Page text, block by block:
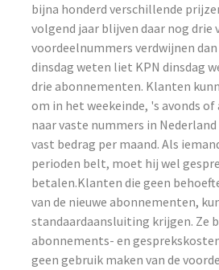
bijna honderd verschillende
volgend jaar blijven daar nog drie
voordeelnummers verdwijnen
dinsdag weten liet KPN dinsdag
drie abonnementen. Klanten
om in het weekeinde, 's avonds
naar vaste nummers in
vast bedrag per maand. Als
perioden belt, moet hij wel
betalen.Klanten die geen
van de nieuwe abonnementen,
standaardaansluiting krijgen. Ze
abonnements- en
geen gebruik maken van de